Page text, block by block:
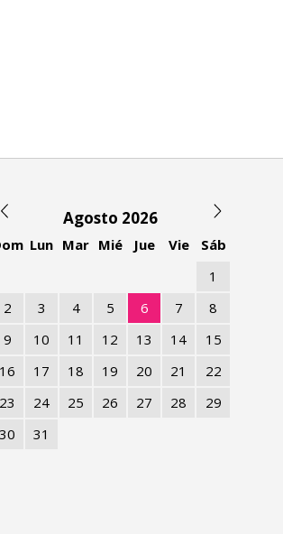
Agosto 2026
Lun Mar Mié Jue Vie
Sáb
1
2
3 4 5 6 7
8
9
10 11 12 13 14
15
16
17 18 19 20 21
22
23
24 25 26 27 28
29
30
31